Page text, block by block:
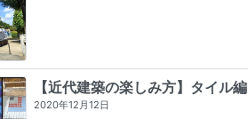
【近代建築の楽しみ方】タイル編
2020年12月12日